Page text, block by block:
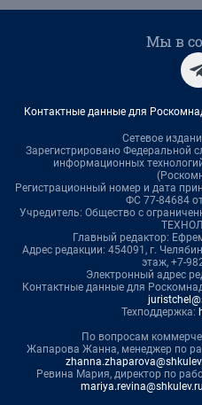
Мы в
Контактные данные для
Сетевое
Зарегистрировано Федеральной
информационных
Регистрационный номер и дата
ФС 77-84684
Учредитель: Общество с
Главный редактор:
Адрес редакции: 454091, г.
этаж, +7-
Электронный адрес
Контактные данные для
Техподдержка:
По вопросам
Жапарова Жанна, менеджер по
Ревина Мария, директор по
mariya.revina@shkulev.ru